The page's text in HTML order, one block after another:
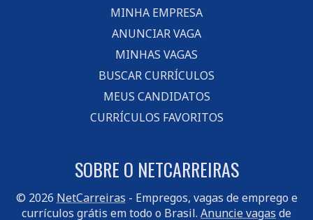
MINHA EMPRESA
ANUNCIAR VAGA
MINHAS VAGAS
BUSCAR CURRÍCULOS
MEUS CANDIDATOS
CURRÍCULOS FAVORITOS
SOBRE O NETCARREIRAS
© 2026 NetCarreiras - Empregos, vagas de emprego e
currículos grátis em todo o Brasil. Anuncie vagas de